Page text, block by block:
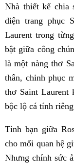
Nhà thiết kế chia
diện trang phục
Laurent trong
bật giữa công
là một nàng thơ
thân, chinh phục
thơ Saint Laurent
bộc lộ cá tính
Tình bạn giữa
cho mối quan hệ
Nhưng chính sức